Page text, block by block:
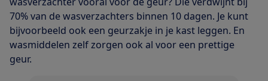
70% van de wasverzachters binnen 10 dagen. Je kunt
bijvoorbeeld ook een geurzakje in je kast leggen. En
wasmiddelen zelf zorgen ook al voor een prettige
geur.